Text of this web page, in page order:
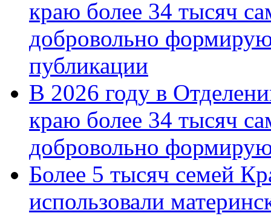
краю более 34 тысяч
добровольно
публикации
В 2026 году в
краю более 34 тысяч
добровольно
Более 5 тысяч семей
использовали